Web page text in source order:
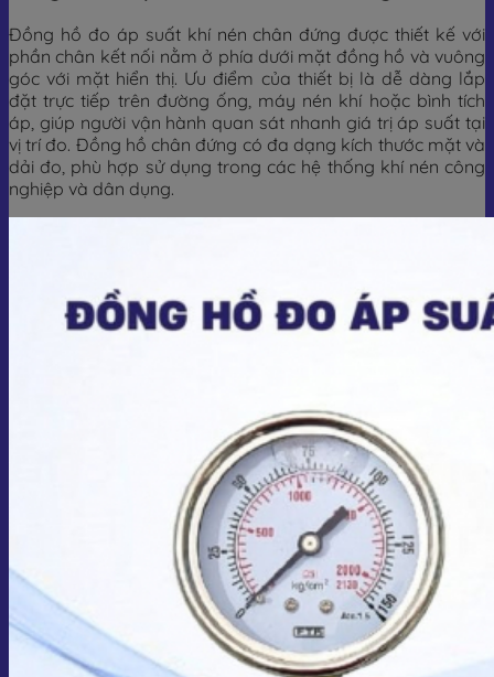
Đồng hồ đo áp suất khí nén chân đứng được thiết kế với
phần chân kết nối nằm ở phía dưới mặt đồng hồ và vuông
góc với mặt hiển thị. Ưu điểm của thiết bị là dễ dàng lắp
đặt trực tiếp trên đường ống, máy nén khí hoặc bình tích
áp, giúp người vận hành quan sát nhanh giá trị áp suất tại
vị trí đo. Đồng hồ chân đứng có đa dạng kích thước mặt và
dải đo, phù hợp sử dụng trong các hệ thống khí nén công
nghiệp và dân dụng.